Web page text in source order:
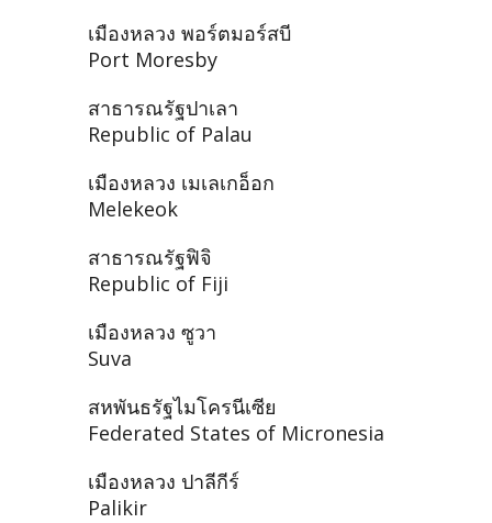
เมืองหลวง พอร์ตมอร์สบี
Port Moresby
สาธารณรัฐปาเลา
Republic of Palau
เมืองหลวง เมเลเกอ็อก
Melekeok
สาธารณรัฐฟิจิ
Republic of Fiji
เมืองหลวง ซูวา
Suva
สหพันธรัฐไมโครนีเซีย
Federated States of Micronesia
เมืองหลวง ปาลีกีร์
Palikir